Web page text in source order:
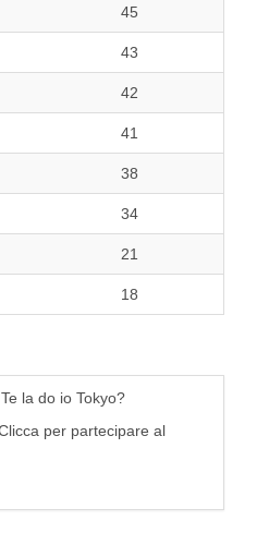
45
43
42
41
38
34
21
18
la do io Tokyo?
per partecipare al